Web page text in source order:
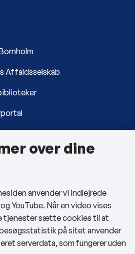
Affaldsselskab
over dine
anvender vi indlejrede
YouTube. Når en video vises
tjenester sætte cookies til at
på sitet anvender
serverdata, som fungerer uden